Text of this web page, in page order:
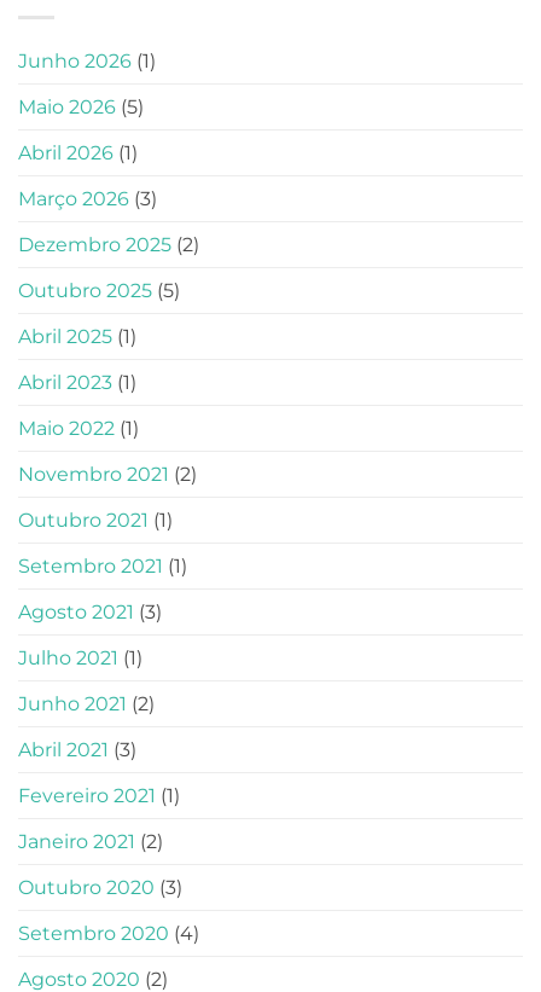
Junho 2026 (1)
Maio 2026 (5)
Abril 2026 (1)
Março 2026 (3)
Dezembro 2025 (2)
Outubro 2025 (5)
Abril 2025 (1)
Abril 2023 (1)
Maio 2022 (1)
Novembro 2021 (2)
Outubro 2021 (1)
Setembro 2021 (1)
Agosto 2021 (3)
Julho 2021 (1)
Junho 2021 (2)
Abril 2021 (3)
Fevereiro 2021 (1)
Janeiro 2021 (2)
Outubro 2020 (3)
Setembro 2020 (4)
Agosto 2020 (2)